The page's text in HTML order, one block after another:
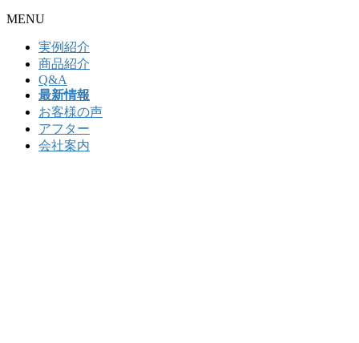
MENU
実例紹介
商品紹介
Q&A
最新情報
お客様の声
アフター
会社案内